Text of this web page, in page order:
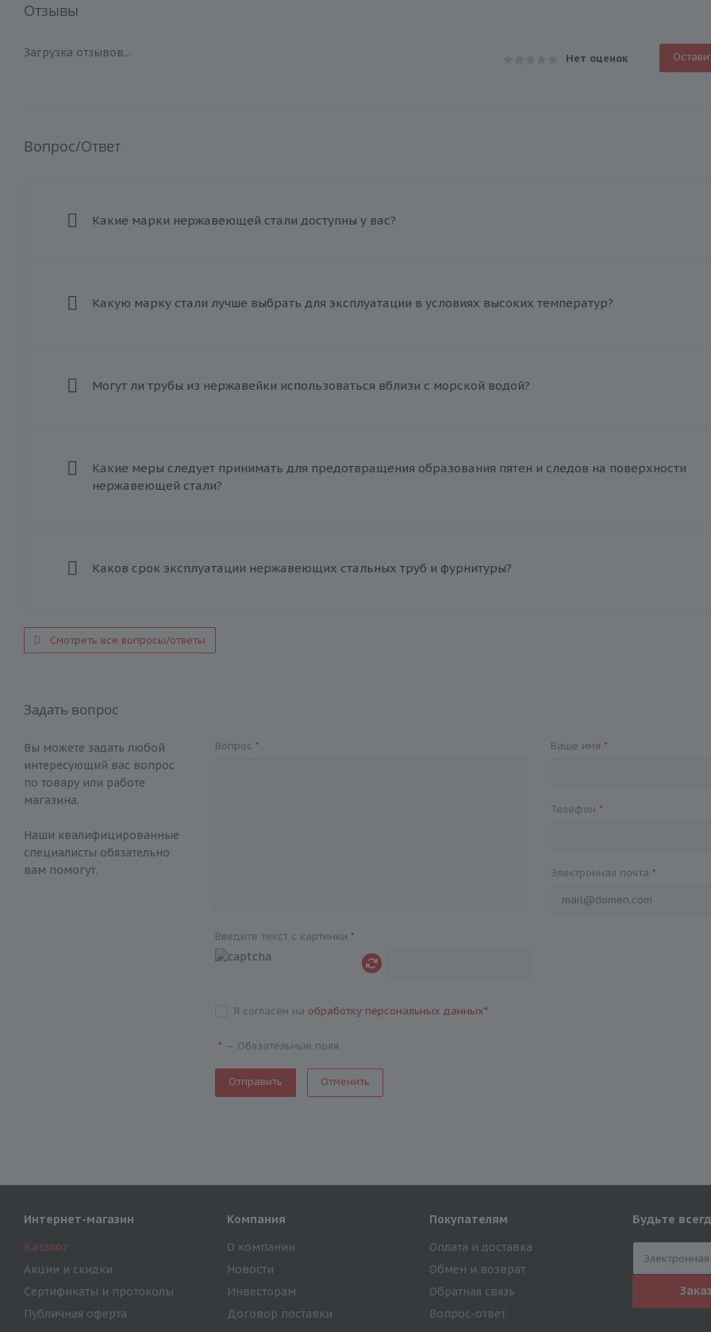
Отзывы
Нет оценок
Загрузка отзывов...
Вопрос/Ответ
Какие марки нержавеющей стали доступны у вас?
Какую марку стали лучше выбрать для эксплуатации в условиях высоких температур?
Могут ли трубы из нержавейки использоваться вблизи с морской водой?
Какие меры следует принимать для предотвращения образования пятен и следов на поверхности
нержавеющей стали?
Каков срок эксплуатации нержавеющих стальных труб и фурнитуры?
Смотреть все вопросы/ответы
Задать вопрос
Вы можете задать любой
интересующий вас вопрос
по товару или работе
магазина.
Наши квалифицированные
специалисты обязательно
вам помогут.
Вопрос* Ваше имя *
Телефон *
Электронная почта *
Введите текст с картинки*
Я согласен на обработку персональных данных*
* — Обязательные поля
Отменить
Интернет-магазин
Каталог
Акции и скидки
Сертификаты и протоколы
Публичная оферта
Компания
О компании
Новости
Инвесторам
Договор поставки
Покупателям
Оплата и доставка
Обмен и возврат
Обратная связь
Вопрос-ответ
Будьте